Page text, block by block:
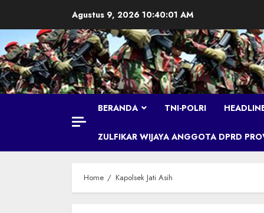
content
Agustus 9, 2026 10:40:02 AM
BERANDA TNI-POLRI
ZULFIKAR WIJAYA ANGGOTA DPRD
Home Kapolsek Jati Asih